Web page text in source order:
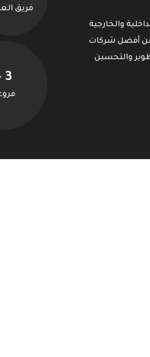
والخارجية
من أفضل شركات
والتحسين
فريق
3
(اوجينا سابقا) وشارع